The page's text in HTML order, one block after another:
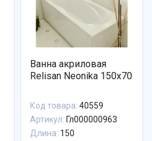
Ванна акриловая
Relisan Neonika 150x70
Код товара: 40559
Артикул: Гл000000963
Длина: 150